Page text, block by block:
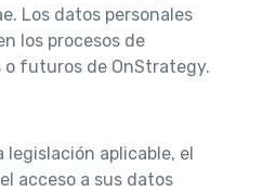
Los datos personales
los procesos de
futuros de OnStrategy.
aplicable, el
acceso a sus datos